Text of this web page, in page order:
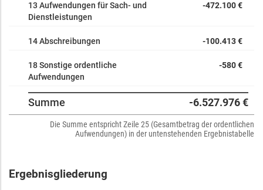
13 Aufwendungen für Sach- und
Dienstleistungen
-472.100 €
14 Abschreibungen -100.413 €
18 Sonstige ordentliche
Aufwendungen
-580 €
Summe -6.527.976 €
Die Summe entspricht Zeile 25 (Gesamtbetrag der ordentlichen
Aufwendungen) in der untenstehenden Ergebnistabelle
Ergebnisgliederung